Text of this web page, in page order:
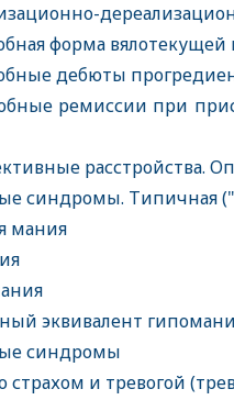
форма
дебюты
ремиссии при
расстройства.
синдромы. Типичная
мания
эквивалент
синдромы
страхом и тревогой